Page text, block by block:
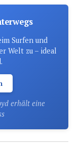
Surfen und
Welt zu – ideal
erhält eine